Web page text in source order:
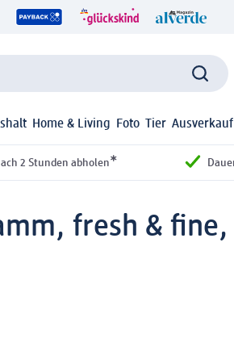
Home & Living Foto Tier Ausverkauf
2 Stunden abholen*
fresh &